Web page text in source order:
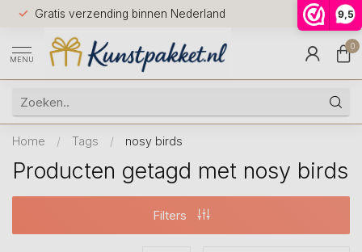
9,5
Gratis verzending binnen Nederland
Voor
huis
9.5
MENU
0
Home / Tags / nosy birds
Producten getagd met nosy birds
Filters